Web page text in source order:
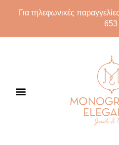
Για τηλεφωνικές
653